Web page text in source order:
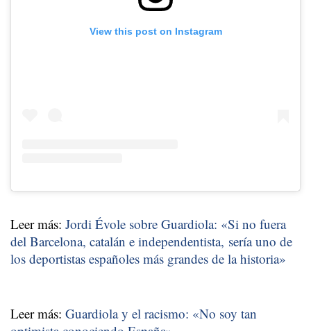
View this post on Instagram
Leer más: Jordi Évole sobre Guardiola: «Si no fuera
del Barcelona, catalán e independentista, sería uno de
los deportistas españoles más grandes de la historia»
Leer más: Guardiola y el racismo: «No soy tan